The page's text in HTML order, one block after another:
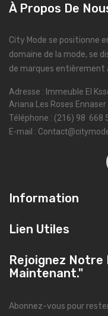
À Propos De
City Mode se positionne
domaine de la mode, se
de marques entièrement
Adresse : Immeuble El
Ariana Les Roses
Téléphone : (216) 98 668
E-mail :
Information
Lien Utiles
Rejoignez
Maintenant."
Abonnez-vous pour